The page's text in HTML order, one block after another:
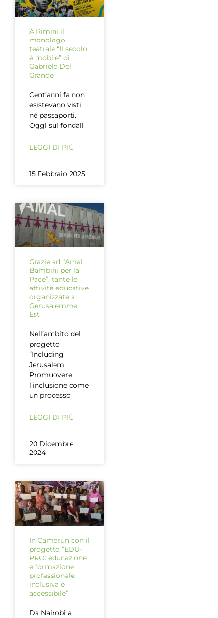
A Rimini il
monologo
teatrale “Il secolo
è mobile” di
Gabriele Del
Grande
Cent’anni fa non
esistevano visti
né passaporti.
Oggi sui fondali
LEGGI DI PIÙ
15 Febbraio 2025
Grazie ad “Amal
Bambini per la
Pace”, tante le
attività educative
organizzate a
Gerusalemme
Est
Nell’ambito del
progetto
“Including
Jerusalem.
Promuovere
l’inclusione come
un processo
LEGGI DI PIÙ
20 Dicembre
2024
In Camerun con il
progetto “EDU-
PRO: educazione
e formazione
professionale,
inclusiva e
accessibile”
Da Nairobi a